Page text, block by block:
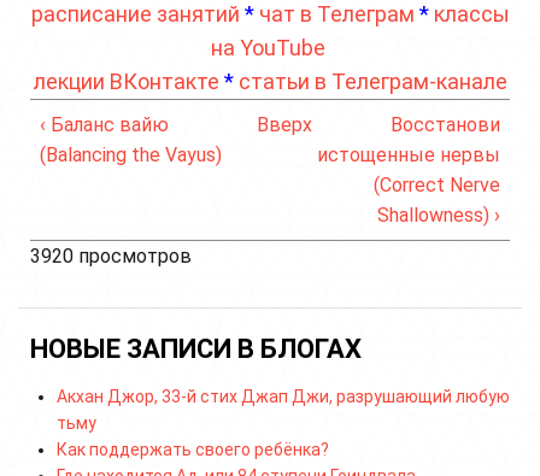
расписание занятий * чат в Телеграм * классы
на YouTube
лекции ВКонтакте * статьи в Телеграм-канале
‹ Баланс вайю
(Balancing the Vayus)
Вверх
Восстанови
истощенные нервы
(Correct Nerve
Shallowness) ›
3920 просмотров
НОВЫЕ ЗАПИСИ В БЛОГАХ
Акхан Джор, 33-й стих Джап Джи, разрушающий любую
тьму
Как поддержать своего ребёнка?